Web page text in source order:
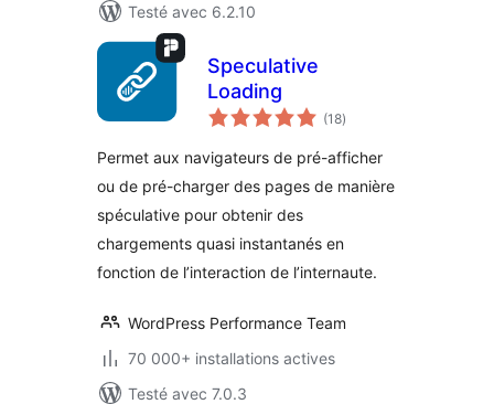
Testé avec 6.2.10
Speculative
Loading
(18notes
en
)
Permet aux navigateurs de pré-afficher
ou de pré-charger des pages de manière
spéculative pour obtenir des
chargements quasi instantanés en
fonction de l’interaction de l’internaute.
WordPress Performance Team
70 000+ installations actives
Testé avec 7.0.3